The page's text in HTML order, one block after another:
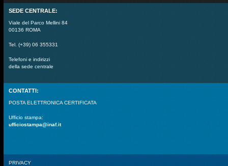
SEDE CENTRALE:
Viale del Parco Mellini 84
00136 ROMA
Tel. (+39) 06 355331
Telefoni e indirizzi
della sede centrale
CONTATTI:
POSTA ELETTRONICA CERTIFICATA
Ufficio stampa:
ufficiostampa@inaf.it
PRIVACY